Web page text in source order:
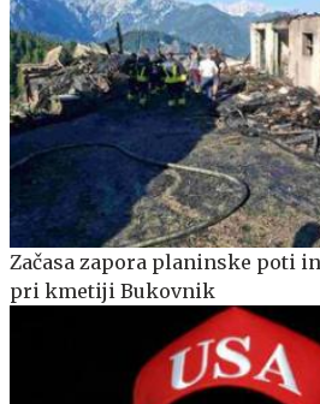
Začasa zapora planinske poti
pri kmetiji Bukovnik